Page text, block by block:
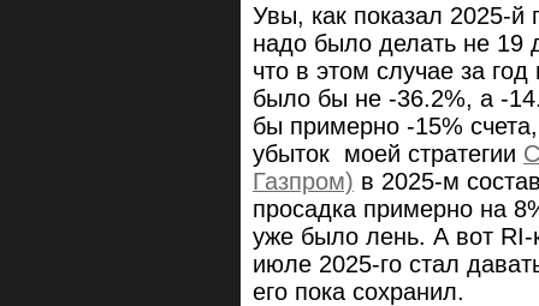
Увы, как показал 2025-й
надо было делать не 19
что в этом случае за
было бы не -36.2%, а -
бы примерно -15%
убыток моей стратегии
Газпром) в 2025-м
просадка примерно на
уже было лень. А вот RI-
июле 2025-го стал
его пока сохранил.